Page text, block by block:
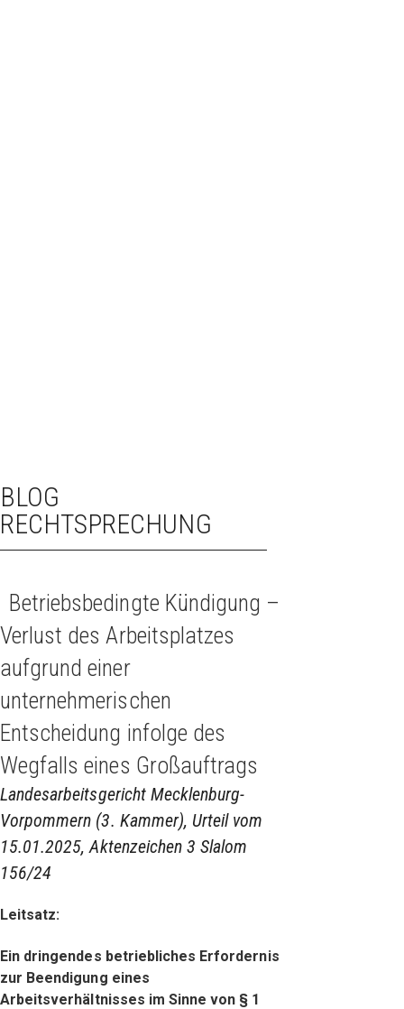
BLOG
RECHTSPRECHUNG
Betriebsbedingte Kündigung –
Verlust des Arbeitsplatzes
aufgrund einer
unternehmerischen
Entscheidung infolge des
Wegfalls eines Großauftrags
Landesarbeitsgericht Mecklenburg-
Vorpommern (3. Kammer), Urteil vom
15.01.2025, Aktenzeichen 3 Slalom
156/24
Leitsatz:
Ein dringendes betriebliches Erfordernis
zur Beendigung eines
Arbeitsverhältnisses im Sinne von § 1